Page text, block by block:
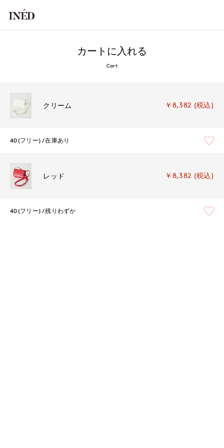
カートに入れる
Cart
クリーム ￥8,382 (税込)
40(フリー) 在庫あり
レッド ￥8,382 (税込)
40(フリー) 残りわずか